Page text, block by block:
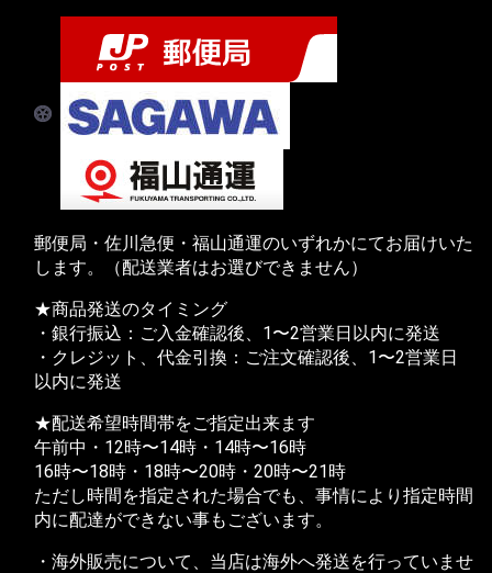
郵便局・佐川急便・福山通運のいずれかにてお届けいた
します。（配送業者はお選びできません）
★商品発送のタイミング
・銀行振込：ご入金確認後、1〜2営業日以内に発送
・クレジット、代金引換：ご注文確認後、1〜2営業日
以内に発送
★配送希望時間帯をご指定出来ます
午前中・12時〜14時・14時〜16時
16時〜18時・18時〜20時・20時〜21時
ただし時間を指定された場合でも、事情により指定時間
内に配達ができない事もございます。
・海外販売について、当店は海外へ発送を行っていませ